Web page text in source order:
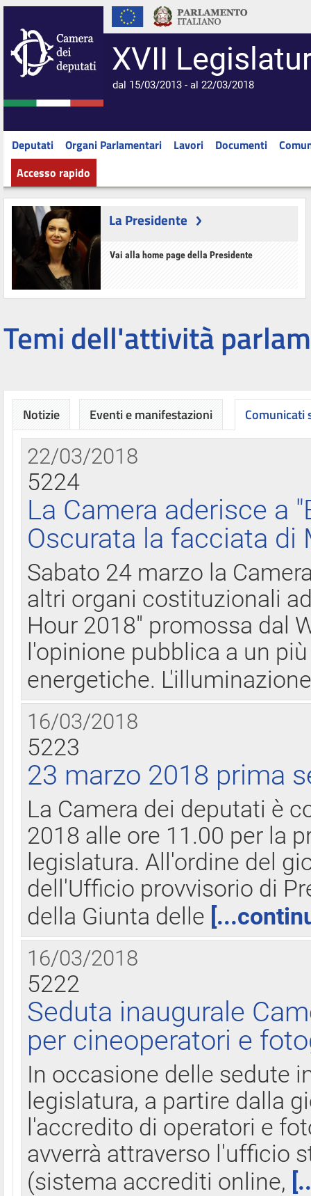
XVII
dal 15/03/2013 - al 22/03/2018
Deputati Organi Parlamentari Lavori Documenti
Accesso rapido
La Presidente
Vai alla home page della Presidente
Temi dell'attività
Notizie Eventi e manifestazioni Comunicati
22/03/2018
5224
La Camera aderisce a
Oscurata la facciata di
Sabato 24 marzo la
altri organi costituzionali
Hour 2018" promossa dal
l'opinione pubblica a un
energetiche.
16/03/2018
5223
23 marzo 2018 prima
La Camera dei deputati è
2018 alle ore 11.00 per la
legislatura. All'ordine del
dell'Ufficio provvisorio di
della Giunta delle
16/03/2018
5222
Seduta inaugurale
per cineoperatori e
In occasione delle sedute
legislatura, a partire dalla
l'accredito di operatori e
avverrà attraverso l'ufficio
(sistema accrediti online,